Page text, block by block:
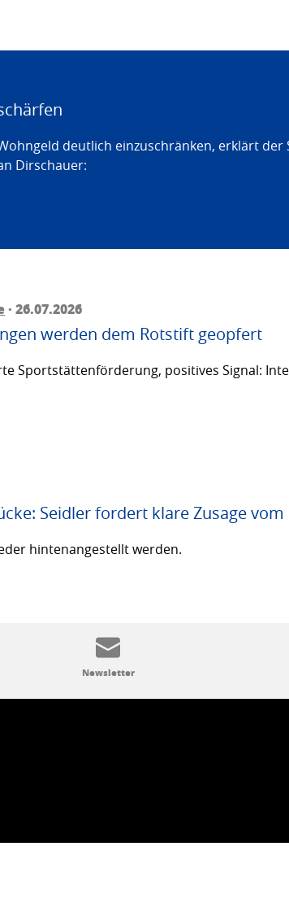
deutlich einzuschränken, erklärt der
Dirschauer:
· 26.07.2026
werden dem Rotstift geopfert
Sportstättenförderung, positives Signal:
Seidler fordert klare Zusage vom
hintenangestellt werden.